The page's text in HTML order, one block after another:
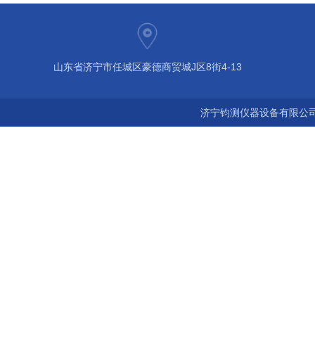
山东省济宁市任城区豪德商贸城J区8街4-13
济宁钧测仪器设备有限